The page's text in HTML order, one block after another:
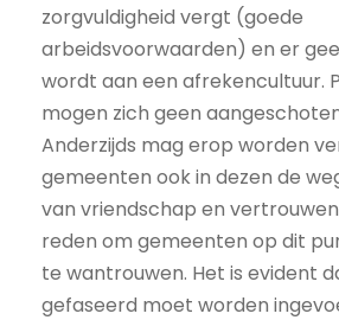
zorgvuldigheid vergt (goede
arbeidsvoorwaarden) en er
wordt aan een afrekencultuur.
mogen zich geen
Anderzijds mag erop worden
gemeenten ook in dezen de
van vriendschap en
reden om gemeenten op dit
te wantrouwen. Het is evident
gefaseerd moet worden